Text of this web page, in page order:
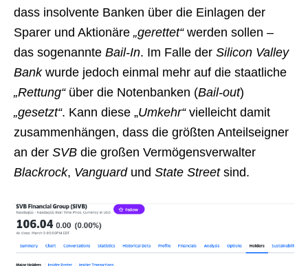
dass insolvente Banken über die Einlagen der
Sparer und Aktionäre „gerettet“werden sollen –
das sogenannte Bail-In. Im Falle der Silicon Valley
Bankwurde jedoch einmal mehr auf die staatliche
„Rettung“über die Notenbanken (Bail-out)
„gesetzt“. Kann diese „Umkehr“vielleicht damit
zusammenhängen, dass die größten Anteilseigner
an der SVB die großen Vermögensverwalter
Blackrock, Vanguardund State Streetsind.